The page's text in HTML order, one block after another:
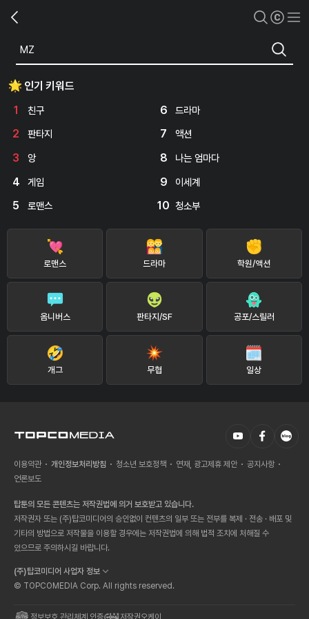
인기 키워드
1
친구
2 판타지
3 앙
4 게임
5 로맨스
6 드라마
7 액션
8 나는 엄마다
9 이세계
10 청소부
로맨스 드라마 학원/액션
옴니버스 판타지/SF 공포/스릴러
개그 무협 일상
이용약관 개인정보처리방침 청소년 보호정책 연재, 광고제휴 제안
공지사항
언론보도
탑툰의 모든 콘텐츠는 저작권법에 의거 보호받고 있습니다.
저작권자 또는 (주)탑코미디어의 승인없이 컨텐츠의 일부 또는 전부를 복제 · 전송 · 배포 및
기타의 방법으로 저작물을 이용할 경우에는 저작권법에 의해 법적 조치에 처해질 수
있으므로 주의하시길 바랍니다.
(주)탑코미디어 사업자 정보
© TOPCOMEDIA Corp. All rights reserved.
정보보호 관리체계 인증 저작권오케이